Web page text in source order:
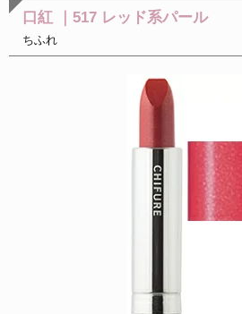
口紅 ｜517 レッド系パール
ちふれ